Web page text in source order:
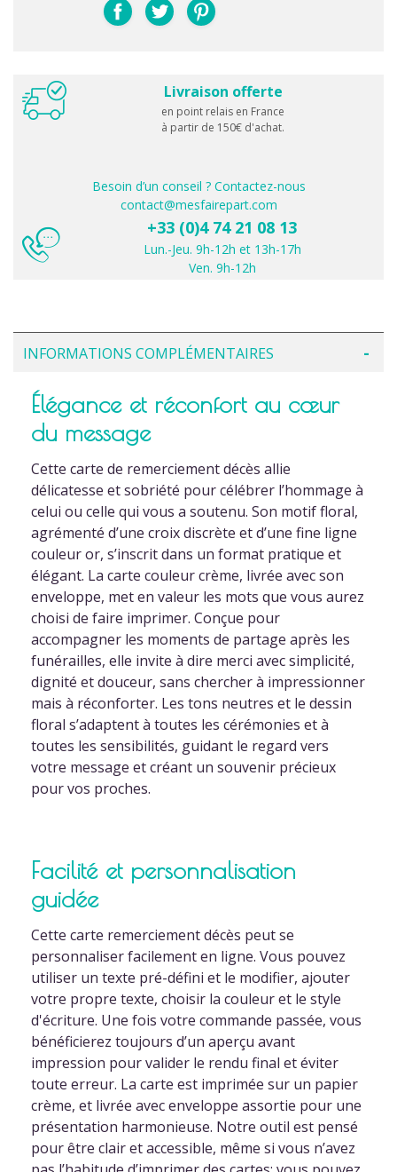
Livraison offerte
en point relais en France
à partir de 150€ d'achat.
Besoin d’un conseil ? Contactez-nous
contact@mesfairepart.com
+33 (0)4 74 21 08 13
Lun.-Jeu. 9h-12h et 13h-17h
Ven. 9h-12h
INFORMATIONS COMPLÉMENTAIRES
Élégance et réconfort au cœur
du message
Cette carte de remerciement décès allie
délicatesse et sobriété pour célébrer l’hommage à
celui ou celle qui vous a soutenu. Son motif floral,
agrémenté d’une croix discrète et d’une fine ligne
couleur or, s’inscrit dans un format pratique et
élégant. La carte couleur crème, livrée avec son
enveloppe, met en valeur les mots que vous aurez
choisi de faire imprimer. Conçue pour
accompagner les moments de partage après les
funérailles, elle invite à dire merci avec simplicité,
dignité et douceur, sans chercher à impressionner
mais à réconforter. Les tons neutres et le dessin
floral s’adaptent à toutes les cérémonies et à
toutes les sensibilités, guidant le regard vers
votre message et créant un souvenir précieux
pour vos proches.
Facilité et personnalisation
guidée
Cette carte remerciement décès peut se
personnaliser facilement en ligne. Vous pouvez
utiliser un texte pré-défini et le modifier, ajouter
votre propre texte, choisir la couleur et le style
d'écriture. Une fois votre commande passée, vous
bénéficierez toujours d’un aperçu avant
impression pour valider le rendu final et éviter
toute erreur. La carte est imprimée sur un papier
crème, et livrée avec enveloppe assortie pour une
présentation harmonieuse. Notre outil est pensé
pour être clair et accessible, même si vous n’avez